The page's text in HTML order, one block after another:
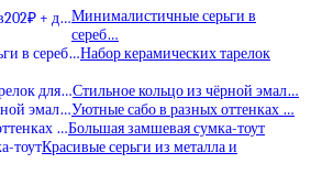
Минималистичные серьги в
сереб…
Набор керамических тарелок
Стильное кольцо из чёрной эмал…
Уютные сабо в разных оттенках …
Большая замшевая сумка-тоут
Красивые серьги из металла и